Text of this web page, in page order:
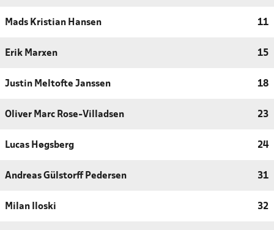
Mads Kristian Hansen 11
Erik Marxen 15
Justin Meltofte Janssen 18
Oliver Marc Rose-Villadsen 23
Lucas Høgsberg 24
Andreas Gülstorff Pedersen 31
Milan Iloski 32